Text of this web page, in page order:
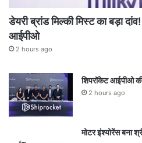
डेयरी ब्रांड मिल्की मिस्ट का बड़ा
आईपीओ
2 hours ago
शिपरॉकेट आईपीओ
2 hours ago
मोटर इंश्योरेंस बना